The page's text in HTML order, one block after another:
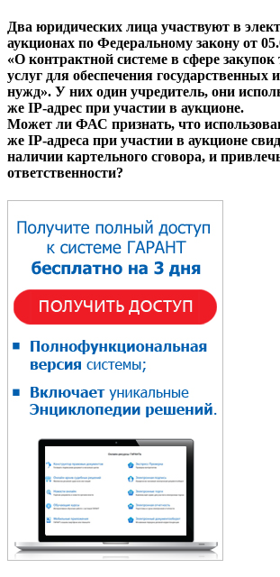
Два юридических лица участвуют в
аукционах по Федеральному закону от
«О контрактной системе в сфере закупок
услуг для обеспечения
нужд». У них один учредитель, они
же IP-адрес при участии в аукционе.
Может ли ФАС признать, что
же IP-адреса при участии в аукционе
наличии картельного сговора, и
ответственности?